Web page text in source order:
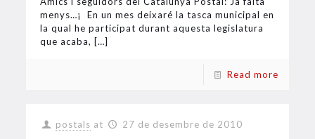
menys…¡ En un mes deixaré la tasca municipal en
la qual he participat durant aquesta legislatura
que acaba, […]
Read more
postals at 27 de desembre de 2010